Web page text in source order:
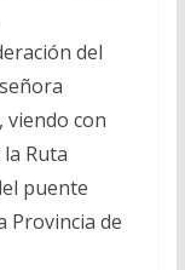
del
viendo con
Ruta
puente
Provincia de